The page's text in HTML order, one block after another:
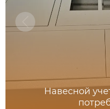
Навесной